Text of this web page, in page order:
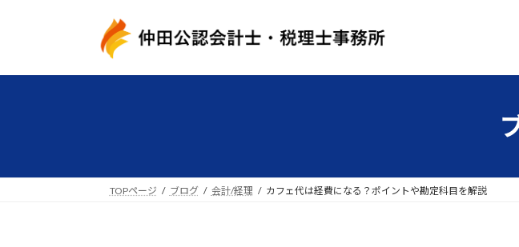
プ
動
TOPページ ブログ 会計/経理 カフェ代は経費になる？ポイントや勘定科目を解説